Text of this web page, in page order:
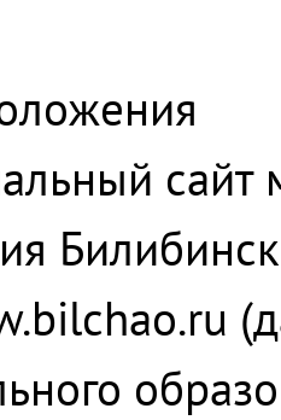
сайт